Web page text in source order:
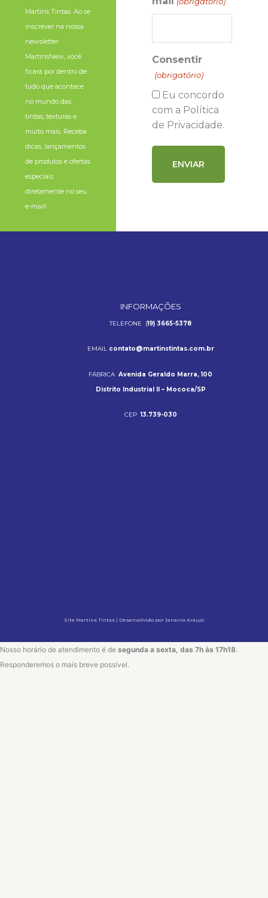
Martins Tintas. Ao se
inscrever na nossa
newsletter
MartinsNew, você
ficará por dentro de
tudo que acontece
no mundo das
tintas, texturas e
muito mais. Receba
dicas, lançamentos
de produtos e ofertas
especiais
diretamente no seu
e-mail!
Consentir
(obrigatório)
Eu concordo
com a Política
de Privacidade.
INFORMAÇÕES
TELEFONE (19) 3665-5378
EMAIL contato@martinstintas.com.br
FÁBRICA Avenida Geraldo Marra, 100
Distrito Industrial II – Mococa/SP
CEP 13.739-030
Site Martins Tintas | Desenvolvido por Janaina Araujo
Nosso horário de atendimento é de segunda a sexta, das 7h às 17h18.
Responderemos o mais breve possível.